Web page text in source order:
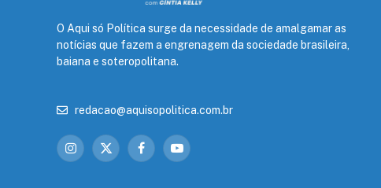
O Aqui só Política surge da necessidade de amalgamar as
notícias que fazem a engrenagem da sociedade brasileira,
baiana e soteropolitana.
redacao@aquisopolitica.com.br
Instagram
X
FacebookYouTube